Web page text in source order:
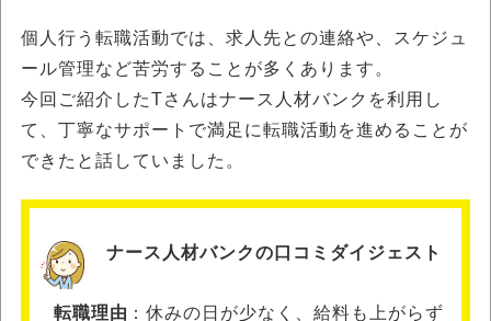
個人行う転職活動では、求人先との連絡や、スケジュ
ール管理など苦労することが多くあります。
今回ご紹介したTさんはナース人材バンクを利用し
て、丁寧なサポートで満足に転職活動を進めることが
できたと話していました。
ナース人材バンクの口コミダイジェスト
転職理由
休みの日が少なく、給料も上がらず